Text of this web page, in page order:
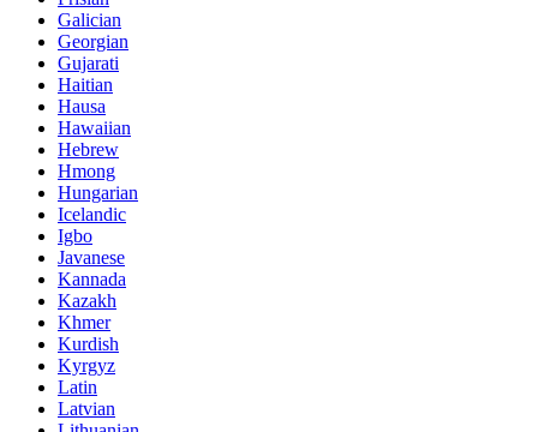
Galician
Georgian
Gujarati
Haitian
Hausa
Hawaiian
Hebrew
Hmong
Hungarian
Icelandic
Igbo
Javanese
Kannada
Kazakh
Khmer
Kurdish
Kyrgyz
Latin
Latvian